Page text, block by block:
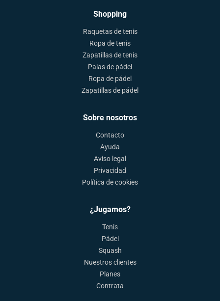
Shopping
Raquetas de tenis
Ropa de tenis
Zapatillas de tenis
Palas de pádel
Ropa de pádel
Zapatillas de pádel
Sobre nosotros
Contacto
Ayuda
Aviso legal
Privacidad
Política de cookies
¿Jugamos?
Tenis
Pádel
Squash
Nuestros clientes
Planes
Contrata